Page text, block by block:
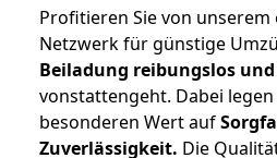
Profitieren Sie von
Netzwerk für günstige
Beiladung reibungslos
vonstattengeht. Dabei
besonderen Wert auf
Zuverlässigkeit. Die